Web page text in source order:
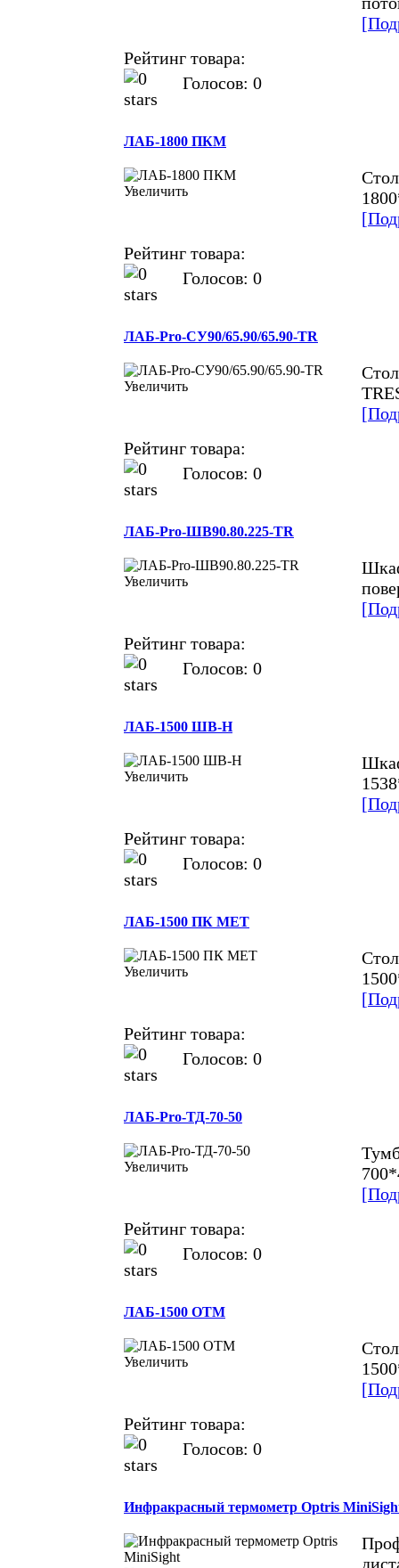
Рейтинг товара:
Голосов: 0
ЛАБ-1800 ПКМ
Увеличить
Рейтинг товара:
Голосов: 0
ЛАБ-Pro-СУ90/65.90/65.90-TR
Увеличить
Рейтинг товара:
Голосов: 0
ЛАБ-Pro-ШВ90.80.225-TR
Увеличить
Рейтинг товара:
Голосов: 0
ЛАБ-1500 ШВ-Н
Увеличить
Рейтинг товара:
Голосов: 0
ЛАБ-1500 ПК МЕТ
Увеличить
Рейтинг товара:
Голосов: 0
ЛАБ-Pro-ТД-70-50
Увеличить
Рейтинг товара:
Голосов: 0
ЛАБ-1500 ОТМ
Увеличить
Рейтинг товара:
Голосов: 0
Инфракрасный термометр Optris